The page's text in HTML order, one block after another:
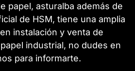
papel, asturalba además de
de HSM, tiene una amplia
instalación y venta de
industrial, no dudes en
para informarte.